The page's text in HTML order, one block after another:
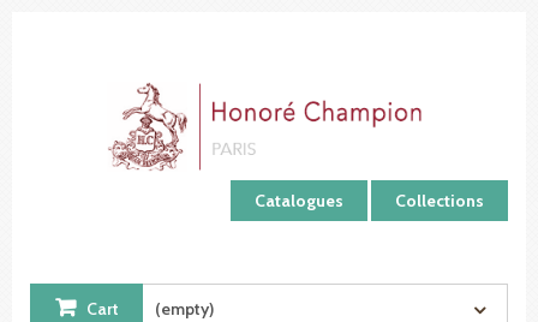
Catalogues Collections
Cart (empty)